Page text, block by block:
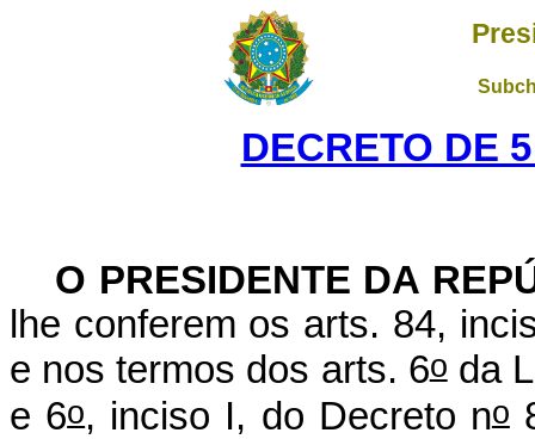
DECRETO DE
O PRESIDENTE DA
lhe conferem os arts. 84,
e nos termos dos arts. 6oda
e 6o, inciso I, do Decreto no